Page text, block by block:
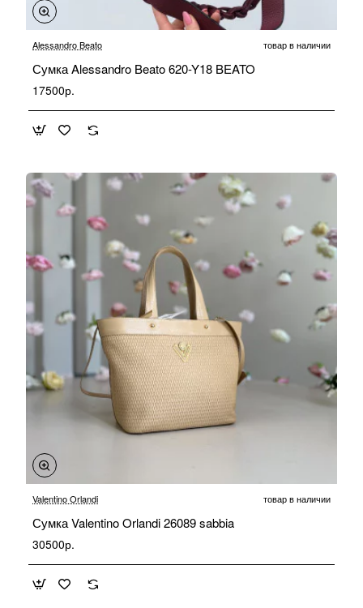
Alessandro Beato товар в наличии
Сумка Alessandro Beato 620-Y18 BEATO
17500р.
Valentino Orlandi товар в наличии
Сумка Valentino Orlandi 26089 sabbia
30500р.